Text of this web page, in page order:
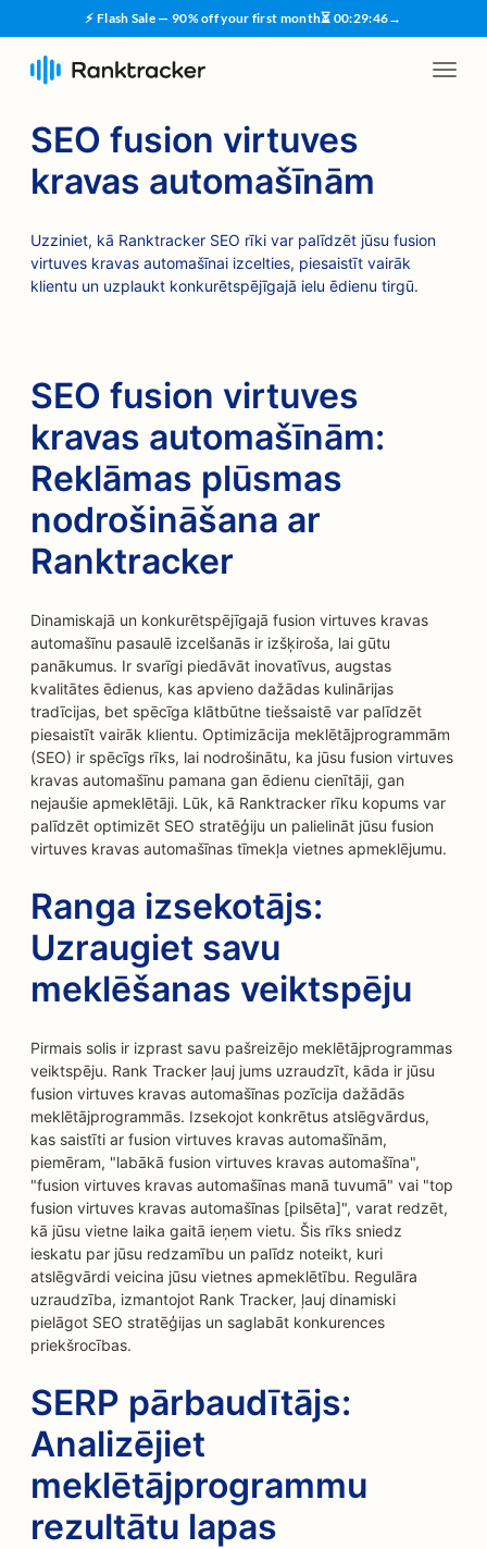
⚡ Flash Sale — 90% off your first month⏳ 00:29:45→
SEO fusion virtuves
kravas automašīnām
Uzziniet, kā Ranktracker SEO rīki var palīdzēt jūsu fusion
virtuves kravas automašīnai izcelties, piesaistīt vairāk
klientu un uzplaukt konkurētspējīgajā ielu ēdienu tirgū.
SEO fusion virtuves
kravas automašīnām:
Reklāmas plūsmas
nodrošināšana ar
Ranktracker
Dinamiskajā un konkurētspējīgajā fusion virtuves kravas
automašīnu pasaulē izcelšanās ir izšķiroša, lai gūtu
panākumus. Ir svarīgi piedāvāt inovatīvus, augstas
kvalitātes ēdienus, kas apvieno dažādas kulinārijas
tradīcijas, bet spēcīga klātbūtne tiešsaistē var palīdzēt
piesaistīt vairāk klientu. Optimizācija meklētājprogrammām
(SEO) ir spēcīgs rīks, lai nodrošinātu, ka jūsu fusion virtuves
kravas automašīnu pamana gan ēdienu cienītāji, gan
nejaušie apmeklētāji. Lūk, kā Ranktracker rīku kopums var
palīdzēt optimizēt SEO stratēģiju un palielināt jūsu fusion
virtuves kravas automašīnas tīmekļa vietnes apmeklējumu.
Ranga izsekotājs:
Uzraugiet savu
meklēšanas veiktspēju
Pirmais solis ir izprast savu pašreizējo meklētājprogrammas
veiktspēju. Rank Tracker ļauj jums uzraudzīt, kāda ir jūsu
fusion virtuves kravas automašīnas pozīcija dažādās
meklētājprogrammās. Izsekojot konkrētus atslēgvārdus,
kas saistīti ar fusion virtuves kravas automašīnām,
piemēram, "labākā fusion virtuves kravas automašīna",
"fusion virtuves kravas automašīnas manā tuvumā" vai "top
fusion virtuves kravas automašīnas [pilsēta]", varat redzēt,
kā jūsu vietne laika gaitā ieņem vietu. Šis rīks sniedz
ieskatu par jūsu redzamību un palīdz noteikt, kuri
atslēgvārdi veicina jūsu vietnes apmeklētību. Regulāra
uzraudzība, izmantojot Rank Tracker, ļauj dinamiski
pielāgot SEO stratēģijas un saglabāt konkurences
priekšrocības.
SERP pārbaudītājs:
Analizējiet
meklētājprogrammu
rezultātu lapas